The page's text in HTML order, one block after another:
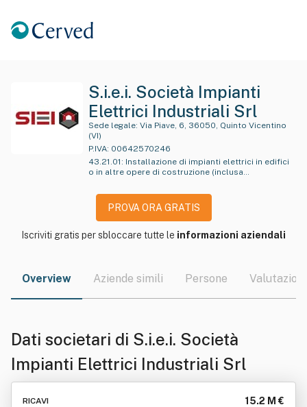
S.i.e.i. Società Impianti
Elettrici Industriali Srl
Sede legale:
(VI)
P.IVA: 00642570246
43.21.01 : Installazione di impianti elettrici in edifici
o in altre opere di costruzione (inclusa
PROVA ORA GRATIS
Iscriviti gratis per sbloccare tutte le informazioni aziendali
Overview Aziende simili Persone Valutazioni
Dati societari di S.i.e.i. Società
Impianti Elettrici Industriali Srl
RICAVI 15.2 M €